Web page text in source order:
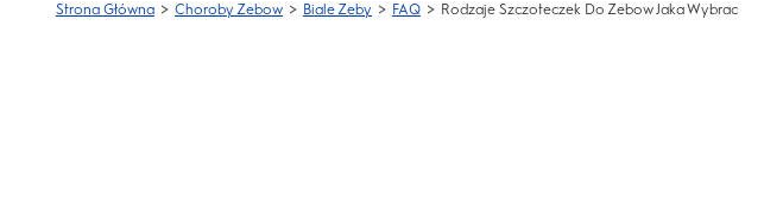
Strona Główna Choroby Zebow Biale Zeby FAQ Rodzaje Szczoteczek Do Zebow Jaka Wybrac